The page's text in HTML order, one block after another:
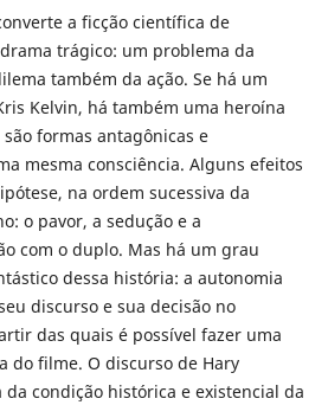
a ficção científica de
trágico: um problema da
também da ação. Se há um
Kelvin, há também uma heroína
formas antagônicas e
mesma consciência. Alguns efeitos
na ordem sucessiva da
o pavor, a sedução e a
com o duplo. Mas há um grau
dessa história: a autonomia
discurso e sua decisão no
das quais é possível fazer uma
do filme. O discurso de Hary
condição histórica e existencial da